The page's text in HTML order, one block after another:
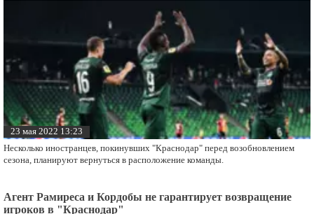
23 мая 2022 13:23
Несколько иностранцев, покинувших "Краснодар" перед возобновлением
сезона, планируют вернуться в расположение команды.
Агент Рамиреса и Кордобы не гарантирует возвращение
игроков в "Краснодар"